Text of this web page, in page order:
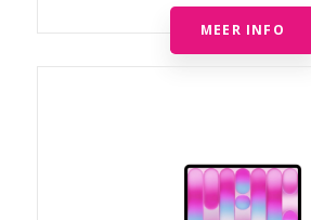
MEER INFO